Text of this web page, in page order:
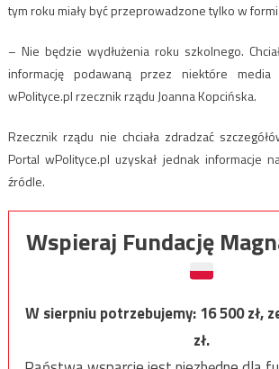
tym roku miały być przeprowadzone tylko w
– Nie będzie wydłużenia roku szkolnego.
informację podawaną przez niektóre
wPolityce.pl rzecznik rządu Joanna Kopcińska.
Rzecznik rządu nie chciała zdradzać
Portal wPolityce.pl uzyskał jednak informacje
źródle.
Wspieraj Fundację
W sierpniu potrzebujemy:16 500zł,
zł.